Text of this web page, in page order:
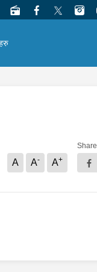
A A- A+
Share